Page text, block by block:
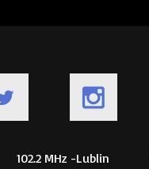
102.2 MHz -Lublin